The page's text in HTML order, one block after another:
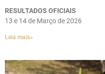
RESULTADOS OFICIAIS
13 e 14 de Março de 2026
Leia mais»